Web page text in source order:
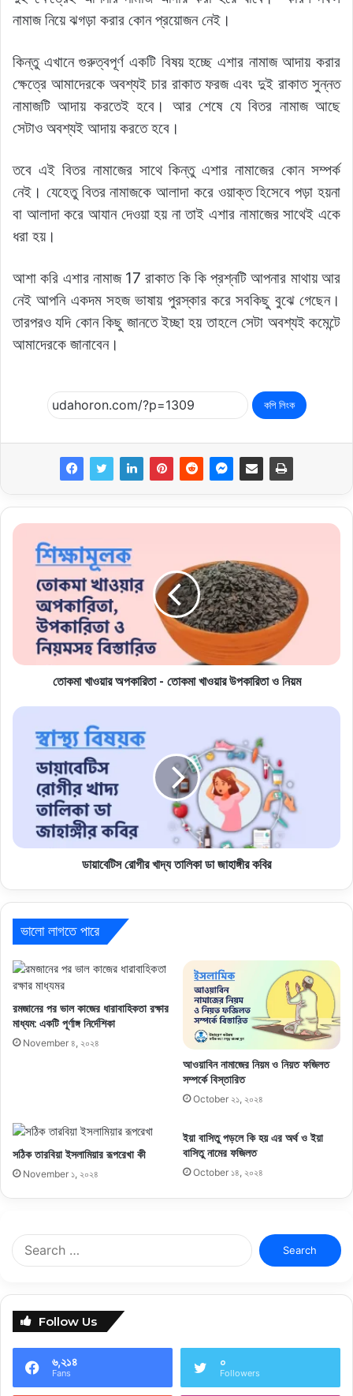
নামাজ নিয়ে ঝগড়া করার কোন প্রয়োজন নেই।
কিন্তু এখানে গুরুত্বপূর্ণ একটি বিষয় হচ্ছে এশার নামাজ আদায় করার
ক্ষেত্রে আমাদেরকে অবশ্যই চার রাকাত ফরজ এবং দুই রাকাত সুন্নত
নামাজটি আদায় করতেই হবে। আর শেষে যে বিতর নামাজ আছে
সেটাও অবশ্যই আদায় করতে হবে।
তবে এই বিতর নামাজের সাথে কিন্তু এশার নামাজের কোন সম্পর্ক
নেই। যেহেতু বিতর নামাজকে আলাদা করে ওয়াক্ত হিসেবে পড়া হয়না
বা আলাদা করে আযান দেওয়া হয় না তাই এশার নামাজের সাথেই একে
ধরা হয়।
আশা করি এশার নামাজ 17 রাকাত কি কি প্রশ্নটি আপনার মাথায় আর
নেই আপনি একদম সহজ ভাষায় পুরস্কার করে সবকিছু বুঝে গেছেন।
তারপরও যদি কোন কিছু জানতে ইচ্ছা হয় তাহলে সেটা অবশ্যই কমেন্টে
আমাদেরকে জানাবেন।
কপি লিংক
তোকমা খাওয়ার অপকারিতা - তোকমা খাওয়ার উপকারিতা ও নিয়ম
ডায়াবেটিস রোগীর খাদ্য তালিকা ডা জাহাঙ্গীর কবির
ভালো লাগতে পারে
রমজানের পর ভাল কাজের ধারাবাহিকতা রক্ষার
মাধ্যম: একটি পূর্ণাঙ্গ নির্দেশিকা
November ৪, ২০২৪
আওয়াবিন নামাজের নিয়ম ও নিয়ত ফজিলত
সম্পর্কে বিস্তারিত
October ২১, ২০২৪
সঠিক তারবিয়া ইসলামিয়ার রূপরেখা কী
November ১, ২০২৪
ইয়া বাসিতু পড়লে কি হয় এর অর্থ ও ইয়া
বাসিতু নামের ফজিলত
October ১৪, ২০২৪
Search
for:
Follow Us
৬,২১৪
Fans
০
Followers